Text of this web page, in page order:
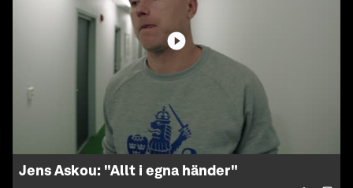
Jens Askou: "Allt i egna händer"